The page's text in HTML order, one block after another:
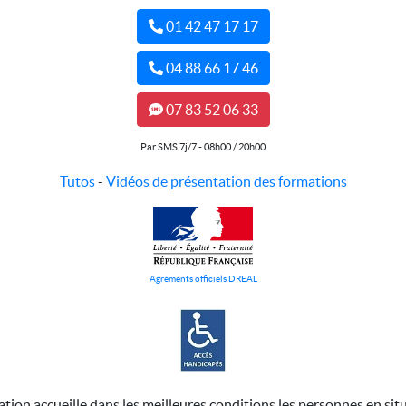
01 42 47 17 17
04 88 66 17 46
07 83 52 06 33
Par SMS 7j/7 - 08h00 / 20h00
Tutos- Vidéos de présentation des formations
Agréments officiels DREAL